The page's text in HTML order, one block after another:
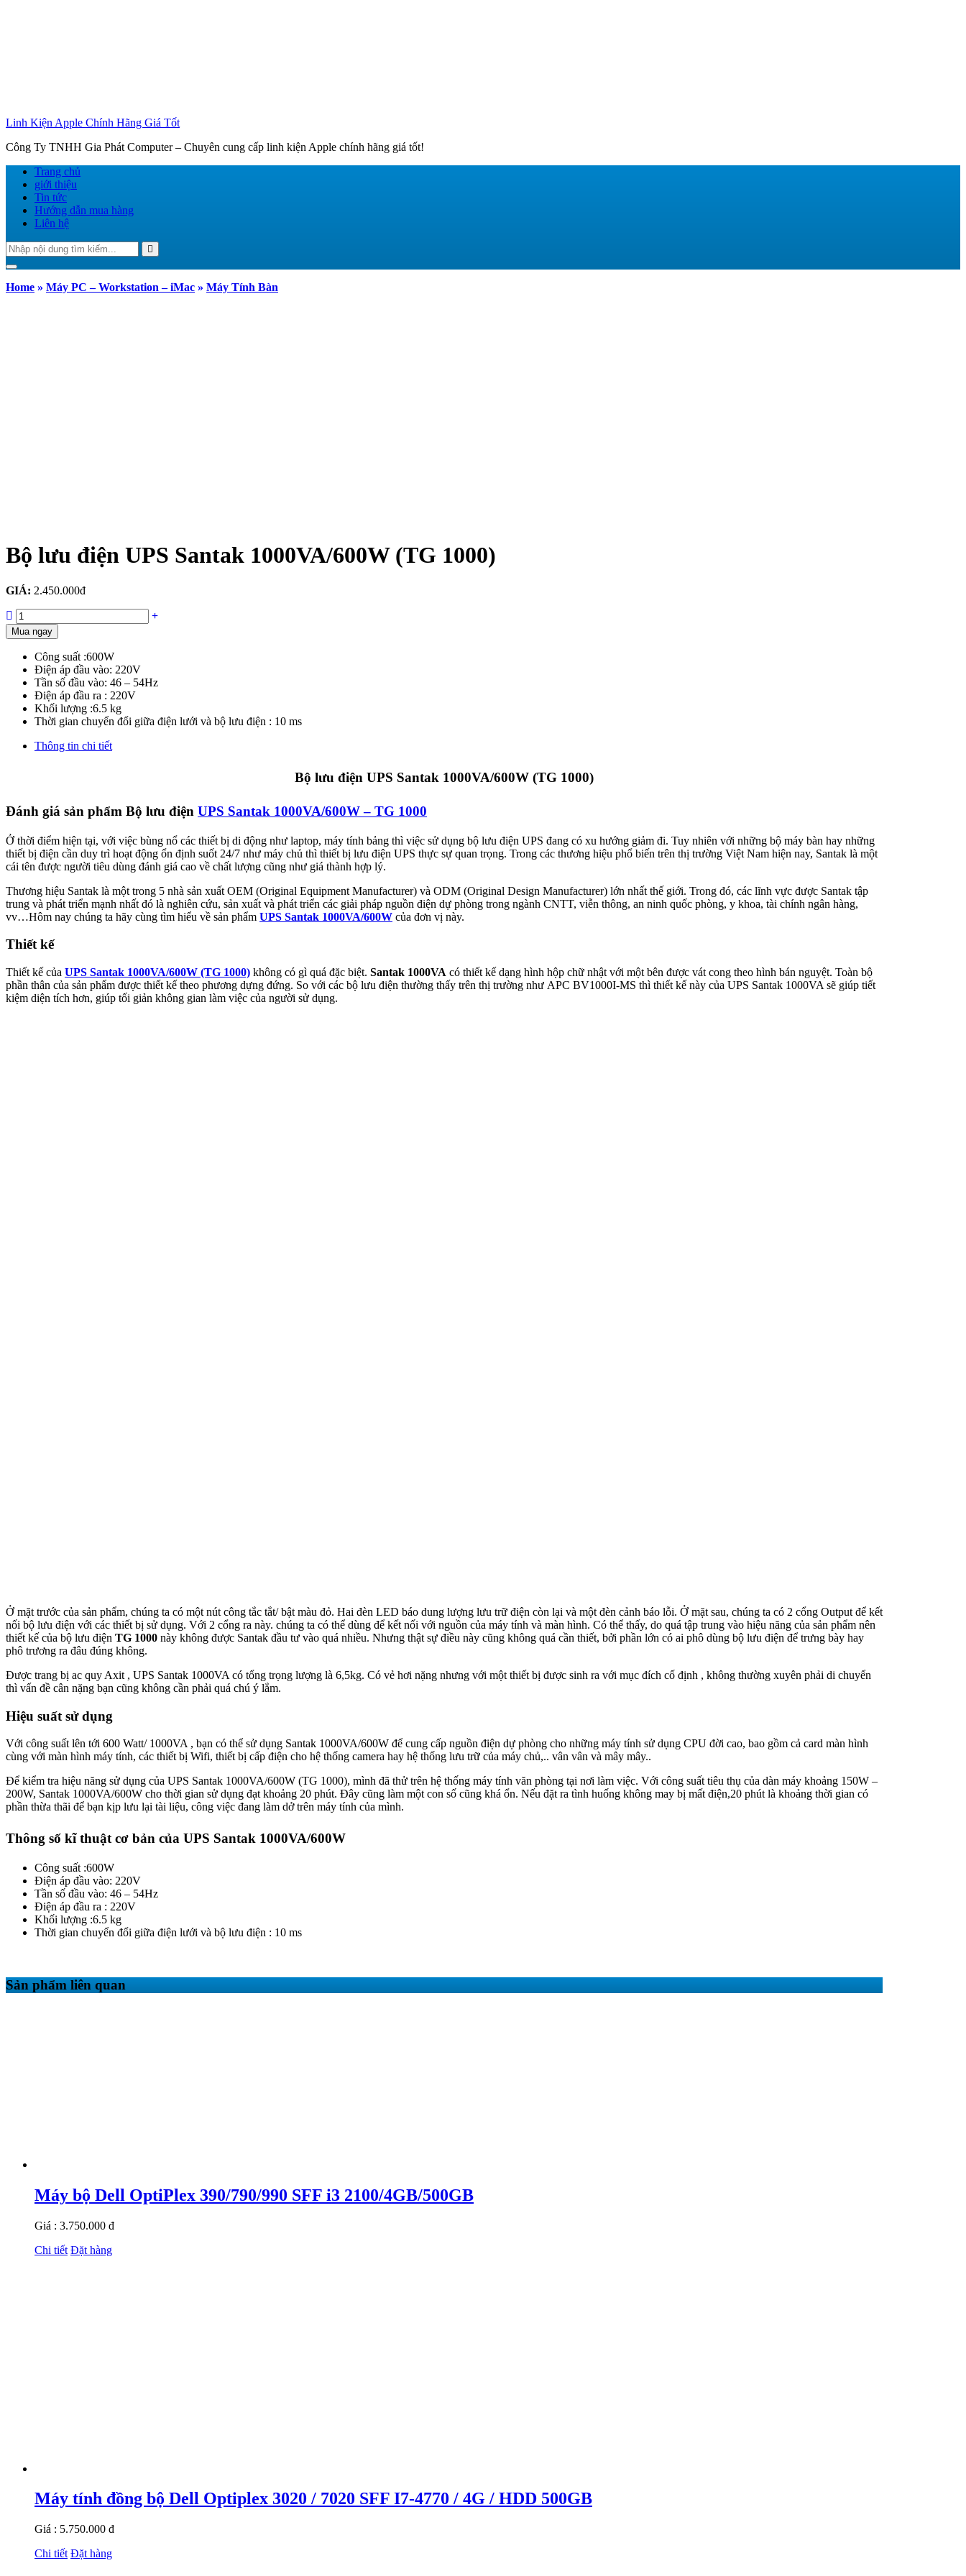
Linh Kiện Apple Chính Hãng Giá Tốt
Công Ty TNHH Gia Phát Computer – Chuyên cung cấp linh kiện Apple chính hãng giá tốt!
Trang chủ
giới thiệu
Tin tức
Hướng dẫn mua hàng
Liên hệ
Tìm
kiếm:
Toggle navigation
Home » Máy PC – Workstation – iMac » Máy Tính Bàn
Bộ lưu điện UPS Santak 1000VA/600W (TG 1000)
GIÁ: 2.450.000đ
Mua ngay
Công suất :600W
Điện áp đầu vào: 220V
Tần số đầu vào: 46 – 54Hz
Điện áp đầu ra : 220V
Khối lượng :6.5 kg
Thời gian chuyển đổi giữa điện lưới và bộ lưu điện : 10 ms
Thông tin chi tiết
Bộ lưu điện UPS Santak 1000VA/600W (TG 1000)
Đánh giá sản phẩm Bộ lưu điện UPS Santak 1000VA/600W – TG 1000
Ở thời điểm hiện tại, với việc bùng nổ các thiết bị di động như laptop, máy tính bảng thì việc sử dụng bộ lưu điện UPS đang có xu hướng giảm đi. Tuy nhiên với những bộ máy bàn hay những
thiết bị điện cần duy trì hoạt động ổn định suốt 24/7 như máy chủ thì thiết bị lưu điện UPS thực sự quan trọng. Trong các thương hiệu phổ biến trên thị trường Việt Nam hiện nay, Santak là một
cái tên được người tiêu dùng đánh giá cao về chất lượng cũng như giá thành hợp lý.
Thương hiệu Santak là một trong 5 nhà sản xuất OEM (Original Equipment Manufacturer) và ODM (Original Design Manufacturer) lớn nhất thế giới. Trong đó, các lĩnh vực được Santak tập
trung và phát triển mạnh nhất đó là nghiên cứu, sản xuất và phát triển các giải pháp nguồn điện dự phòng trong ngành CNTT, viễn thông, an ninh quốc phòng, y khoa, tài chính ngân hàng,
vv…Hôm nay chúng ta hãy cùng tìm hiểu về sản phẩm UPS Santak 1000VA/600W của đơn vị này.
Thiết kế
Thiết kế của UPS Santak 1000VA/600W (TG 1000) không có gì quá đặc biệt. Santak 1000VA có thiết kế dạng hình hộp chữ nhật với một bên được vát cong theo hình bán nguyệt. Toàn bộ
phần thân của sản phẩm được thiết kế theo phương dựng đứng. So với các bộ lưu điện thường thấy trên thị trường như APC BV1000I-MS thì thiết kế này của UPS Santak 1000VA sẽ giúp tiết
kiệm diện tích hơn, giúp tối giản không gian làm việc của người sử dụng.
Ở mặt trước của sản phẩm, chúng ta có một nút công tắc tắt/ bật màu đỏ. Hai đèn LED báo dung lượng lưu trữ điện còn lại và một đèn cảnh báo lỗi. Ở mặt sau, chúng ta có 2 cổng Output để kết
nối bộ lưu điện với các thiết bị sử dụng. Với 2 cổng ra này. chúng ta có thể dùng để kết nối với nguồn của máy tính và màn hình. Có thể thấy, do quá tập trung vào hiệu năng của sản phẩm nên
thiết kế của bộ lưu điện TG 1000 này không được Santak đầu tư vào quá nhiều. Nhưng thật sự điều này cũng không quá cần thiết, bởi phần lớn có ai phô dùng bộ lưu điện để trưng bày hay
phô trương ra đâu đúng không.
Được trang bị ac quy Axit , UPS Santak 1000VA có tổng trọng lượng là 6,5kg. Có vẻ hơi nặng nhưng với một thiết bị được sinh ra với mục đích cố định , không thường xuyên phải di chuyển
thì vấn đề cân nặng bạn cũng không cần phải quá chú ý lắm.
Hiệu suất sử dụng
Với công suất lên tới 600 Watt/ 1000VA , bạn có thể sử dụng Santak 1000VA/600W để cung cấp nguồn điện dự phòng cho những máy tính sử dụng CPU đời cao, bao gồm cả card màn hình
cùng với màn hình máy tính, các thiết bị Wifi, thiết bị cấp điện cho hệ thống camera hay hệ thống lưu trữ của máy chủ,.. vân vân và mây mây..
Để kiểm tra hiệu năng sử dụng của UPS Santak 1000VA/600W (TG 1000), mình đã thử trên hệ thống máy tính văn phòng tại nơi làm việc. Với công suất tiêu thụ của dàn máy khoảng 150W –
200W, Santak 1000VA/600W cho thời gian sử dụng đạt khoảng 20 phút. Đây cũng làm một con số cũng khá ổn. Nếu đặt ra tình huống không may bị mất điện,20 phút là khoảng thời gian có
phần thừa thãi để bạn kịp lưu lại tài liệu, công việc đang làm dở trên máy tính của mình.
Thông số kĩ thuật cơ bản của UPS Santak 1000VA/600W
Công suất :600W
Điện áp đầu vào: 220V
Tần số đầu vào: 46 – 54Hz
Điện áp đầu ra : 220V
Khối lượng :6.5 kg
Thời gian chuyển đổi giữa điện lưới và bộ lưu điện : 10 ms
Sản phẩm liên quan
Máy bộ Dell OptiPlex 390/790/990 SFF i3 2100/4GB/500GB
Giá : 3.750.000 đ
Chi tiết Đặt hàng
Máy tính đồng bộ Dell Optiplex 3020 / 7020 SFF I7-4770 / 4G / HDD 500GB
Giá : 5.750.000 đ
Chi tiết Đặt hàng